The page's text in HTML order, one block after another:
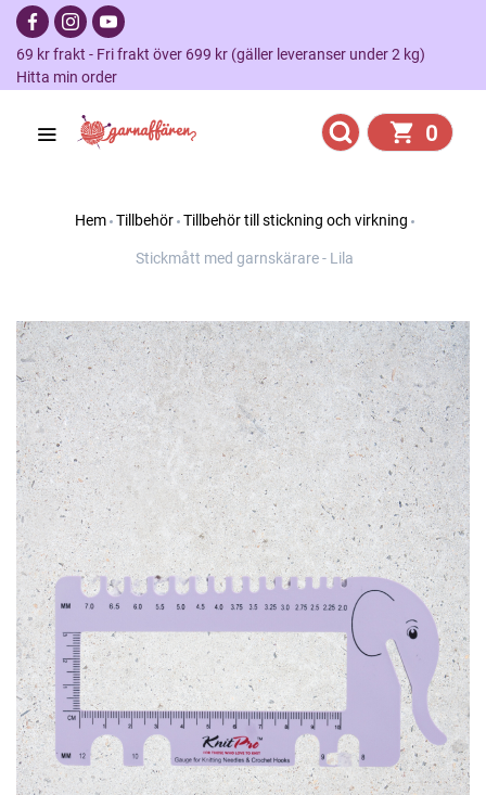
69 kr frakt - Fri frakt över 699 kr (gäller leveranser under 2 kg)
Hitta min order
0
Hem Tillbehör Tillbehör till stickning och virkning
Stickmått med garnskärare - Lila